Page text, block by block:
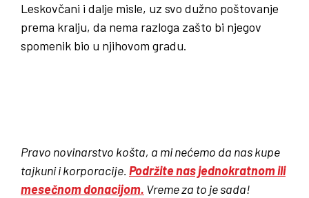
Leskovčani i dalje misle, uz svo dužno poštovanje
prema kralju, da nema razloga zašto bi njegov
spomenik bio u njihovom gradu.
Pravo novinarstvo košta, a mi nećemo da nas kupe
tajkuni i korporacije. Podržite nas jednokratnom ili
mesečnom donacijom. Vreme za to je sada!